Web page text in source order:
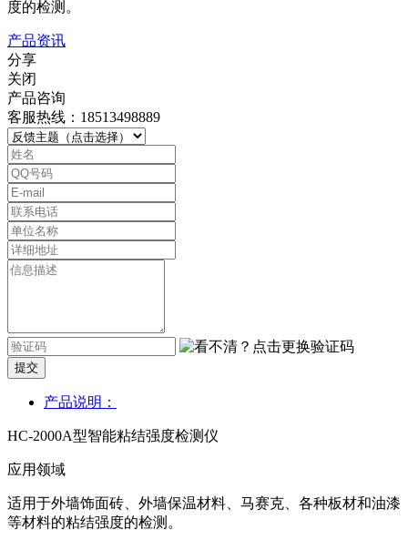
度的检测。
产品资讯
分享
关闭
产品咨询
客服热线：18513498889
提交
产品说明：
HC-2000A型智能粘结强度检测仪
应用领域
适用于外墙饰面砖、外墙保温材料、马赛克、各种板材和油漆
等材料的粘结强度的检测。